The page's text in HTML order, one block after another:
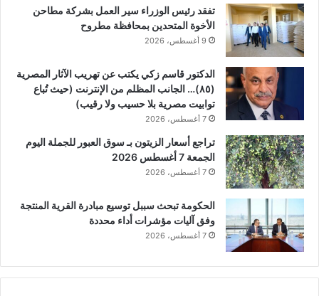
تفقد رئيس الوزراء سير العمل بشركة مطاحن
الأخوة المتحدين بمحافظة مطروح
9 أغسطس، 2026
الدكتور قاسم زكي يكتب عن تهريب الآثار المصرية
(٨٥)… الجانب المظلم من الإنترنت (حيث تُباع
توابيت مصرية بلا حسيب ولا رقيب)
7 أغسطس، 2026
تراجع أسعار الزيتون بـ سوق العبور للجملة اليوم
الجمعة 7 أغسطس 2026
7 أغسطس، 2026
الحكومة تبحث سببل توسيع مبادرة القرية المنتجة
وفق آليات مؤشرات أداء محددة
7 أغسطس، 2026